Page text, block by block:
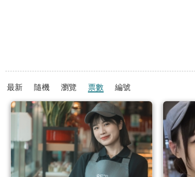
最新 隨機 瀏覽 票數 編號